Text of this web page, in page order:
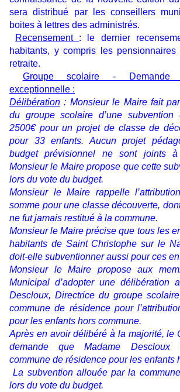
sera distribué par les conseillers
boites à lettres des administrés.
Recensement : le dernier
habitants, y compris les
retraite.
Groupe scolaire - Demande
exceptionnelle :
Délibération : Monsieur le Maire fait
du groupe scolaire d’une subvention
2500€ pour un projet de classe de
pour 33 enfants. Aucun projet
budget prévisionnel ne sont joints à
Monsieur le Maire propose que cette
lors du vote du budget.
Monsieur le Maire rappelle
somme pour une classe découverte,
ne fut jamais restitué à la commune.
Monsieur le Maire précise que tous les
habitants de Saint Christophe sur le
doit-elle subventionner aussi pour ces
Monsieur le Maire propose aux
Municipal d’adopter une délibération
Descloux, Directrice du groupe
commune de résidence pour
pour les enfants hors commune.
Après en avoir délibéré à la majorité, le
demande que Madame Descloux
commune de résidence pour les enfants
La subvention allouée par la
lors du vote du budget.